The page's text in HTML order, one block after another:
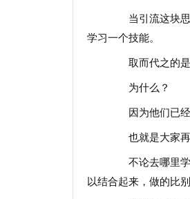
当引流这块思
学习一个技能。
取而代之的是
为什么？
因为他们已经
也就是大家再
不论去哪里学
以结合起来，做的比别